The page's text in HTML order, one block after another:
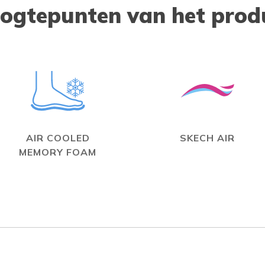
van het
AIR COOLED
MEMORY FOAM
SKECH AIR